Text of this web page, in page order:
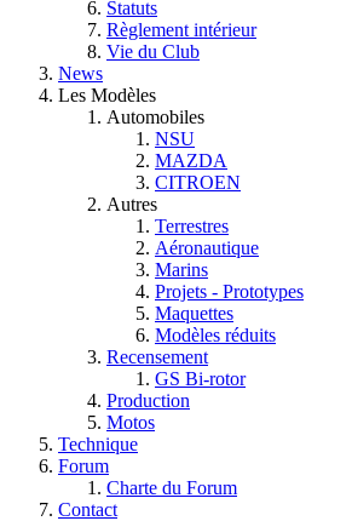
Statuts
Règlement intérieur
Vie du Club
News
Les Modèles
Automobiles
NSU
MAZDA
CITROEN
Autres
Terrestres
Aéronautique
Marins
Projets - Prototypes
Maquettes
Modèles réduits
Recensement
GS Bi-rotor
Production
Motos
Technique
Forum
Charte du Forum
Contact